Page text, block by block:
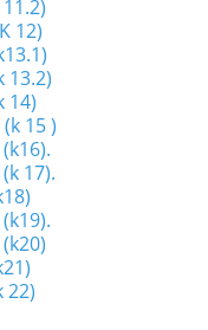
12)
13.2)
14)
15 )
17).
22)